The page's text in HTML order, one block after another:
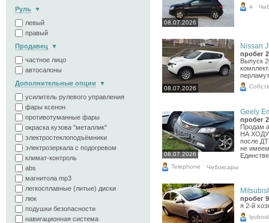
Руль
левый
правый
Продавец
частное лицо
автосалоны
Дополнительные опции
усилитель рулевого управления
фары ксенон
противотуманные фары
окраска кузова "металлик"
электростеклоподъёмники
электрозеркала с подогревом
климат-контроль
abs
магнитола mp3
легкосплавные (литые) диски
люк
подушки безопасности
навигационная система
08.07.2026
а
08.07.2026
Nissan
пробег
Выпуск
08.07.2026
Geely
пробег
Продам
НА ХОДУ.
после
не
Telephone Чебоксары
пробег
я 2-й